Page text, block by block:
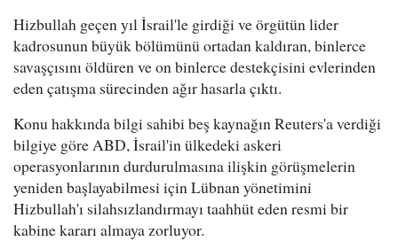
Hizbullah geçen yıl İsrail'le girdiği ve örgütün lider
kadrosunun büyük bölümünü ortadan kaldıran, binlerce
savaşçısını öldüren ve on binlerce destekçisini evlerinden
eden çatışma sürecinden ağır hasarla çıktı.
Konu hakkında bilgi sahibi beş kaynağın Reuters'a verdiği
bilgiye göre ABD, İsrail'in ülkedeki askeri
operasyonlarının durdurulmasına ilişkin görüşmelerin
yeniden başlayabilmesi için Lübnan yönetimini
Hizbullah'ı silahsızlandırmayı taahhüt eden resmi bir
kabine kararı almaya zorluyor.